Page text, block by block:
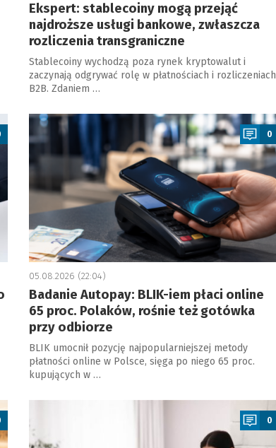
Ekspert: stablecoiny mogą przejąć
najdroższe usługi bankowe, zwłaszcza
rozliczenia transgraniczne
Stablecoiny wychodzą poza rynek kryptowalut i
zaczynają odgrywać rolę w płatnościach i rozliczeniach
B2B. Zdaniem …
a
0
05.08.2026 (22:04)
Badanie Autopay: BLIK-iem płaci online
65 proc. Polaków, rośnie też gotówka
przy odbiorze
BLIK umocnił pozycję najpopularniejszej metody
płatności online w Polsce, sięga po niego 65 proc.
kupujących w …
a
0